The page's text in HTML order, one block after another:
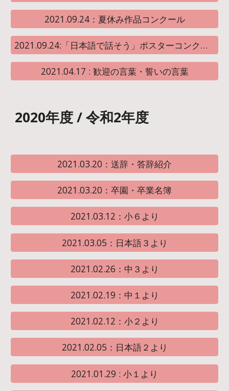
2021.09.24：夏休み作品コンクール
2021.09.24:「日本語で話そう」ポスターコンクール
2021.04.17 : 歓迎の言葉・誓いの言葉
2020年度 / 令和2年度
2021.03.20：送辞・答辞紹介
2021.03.20：卒園・卒業名簿
2021.03.12：小６より
2021.03.05：日本語３より
2021.02.26：中３より
2021.02.19：中１より
2021.02.12：小２より
2021.02.05：日本語２より
2021.01.29 : 小１より